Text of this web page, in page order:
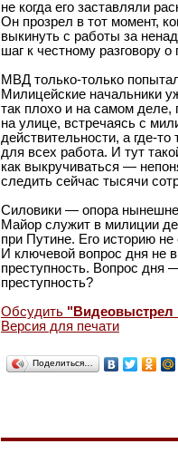
не когда его заставляли
Он прозрел в тот момент,
выкинуть с работы за
шаг к честному разговору
МВД только-только
Милицейские начальники
так плохо и на самом деле,
на улице, встречаясь с
действительности, а где-
для всех работа. И тут
как выкручиваться —
следить сейчас тысячи
Силовики — опора
Майор служит в милиции
при Путине. Его историю
И ключевой вопрос дня не
преступность. Вопрос дня
преступность?
Обсудить "Видеовыстрел
Версия для печати
Поделиться…